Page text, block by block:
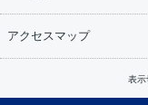
アクセスマップ
表示